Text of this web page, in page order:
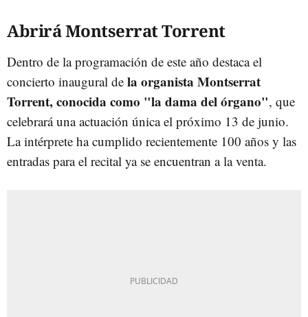
Abrirá Montserrat Torrent
Dentro de la programación de este año destaca el
concierto inaugural de la organista Montserrat
Torrent, conocida como "la dama del órgano", que
celebrará una actuación única el próximo 13 de junio.
La intérprete ha cumplido recientemente 100 años y las
entradas para el recital ya se encuentran a la venta.